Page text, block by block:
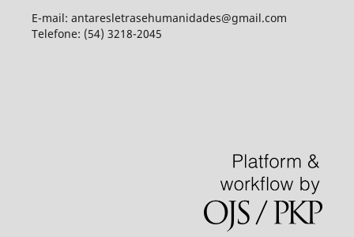
E-mail: antaresletrasehumanidades@gmail.com
Telefone: (54) 3218-2045